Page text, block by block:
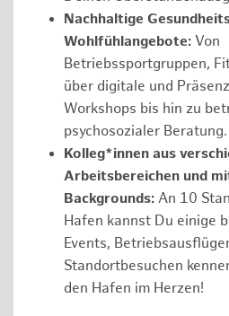
Nachhaltige
Wohlfühlangebote: Von
Betriebssportgruppen,
über digitale und
Workshops bis hin zu
psychosozialer Beratung.
Kolleg*innen aus
Arbeitsbereichen und
Backgrounds: An 10
Hafen kannst Du einige
Events,
Standortbesuchen
den Hafen im Herzen!